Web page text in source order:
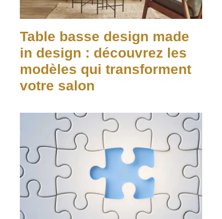
Table basse design made
in design : découvrez les
modèles qui transforment
votre salon